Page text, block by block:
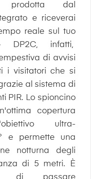
prodotta dal
e riceverai
reale sul tuo
DP2C, infatti,
di avvisi
i visitatori che si
al sistema di
PIR. Lo spioncino
copertura
ultra-
e permette una
notturna degli
di 5 metri. È
di passare